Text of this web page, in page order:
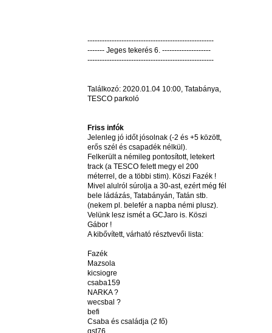
----------------------------------------------------
------- Jeges tekerés 6. --------------------
----------------------------------------------------
Találkozó: 2020.01.04 10:00, Tatabánya,
TESCO parkoló
Friss infók
Jelenleg jó időt jósolnak (-2 és +5 között,
erős szél és csapadék nélkül).
Felkerült a némileg pontosított, letekert
track (a TESCO felett megy el 200
méterrel, de a többi stim). Köszi Fazék !
Mivel alulról súrolja a 30-ast, ezért még fél
bele ládázás, Tatabányán, Tatán stb.
(nekem pl. belefér a napba némi plusz).
Velünk lesz ismét a GCJaro is. Köszi
Gábor !
A kibővített, várható résztvevői lista:
Fazék
Mazsola
kicsiogre
csaba159
NARKA ?
wecsbal ?
befi
Csaba és családja (2 fő)
gst76